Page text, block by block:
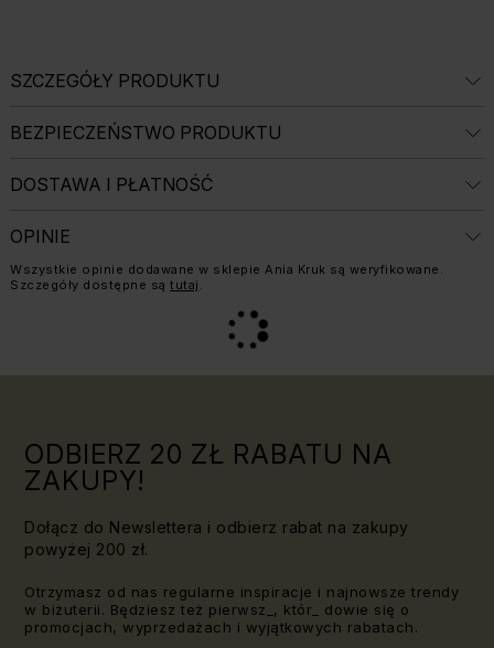
SZCZEGÓŁY PRODUKTU
BEZPIECZEŃSTWO PRODUKTU
DOSTAWA I PŁATNOŚĆ
OPINIE
Informacja o weryfikacji opinii:
Wszystkie opinie dodawane w sklepie Ania Kruk są weryfikowane.
Szczegóły dostępne są tutaj .
ODBIERZ 20 ZŁ RABATU NA
ZAKUPY!
Dołącz do Newslettera i odbierz rabat na zakupy
powyżej 200 zł.
Otrzymasz od nas regularne inspiracje i najnowsze trendy
w biżuterii. Będziesz też pierwsz_, któr_ dowie się o
promocjach, wyprzedażach i wyjątkowych rabatach.